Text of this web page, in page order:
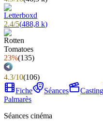
2.4/5(488,8 k)
23%(135)
4.3/10(106)
Fiche
Séances Casting
Palmarès
Séances cinéma